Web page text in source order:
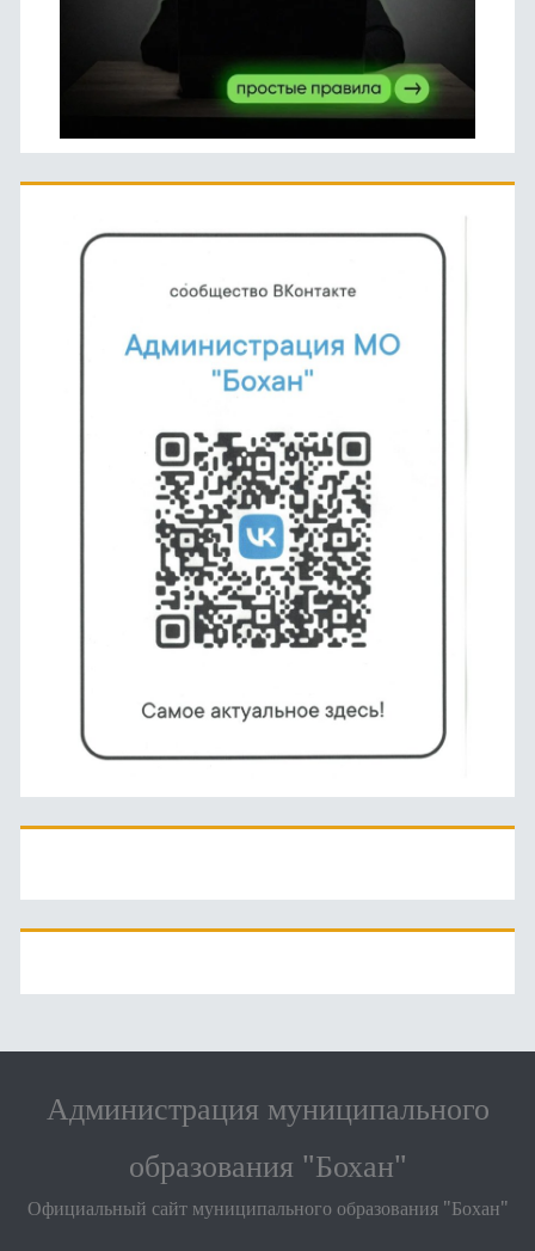
Администрация муниципального
образования "Бохан"
Официальный сайт муниципального образования "Бохан"